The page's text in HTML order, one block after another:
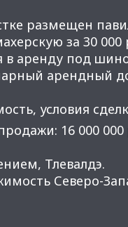
размещен
за 30 000
в аренду под
арендный
условия
16 000 000
Тлевалдэ.
Северо-